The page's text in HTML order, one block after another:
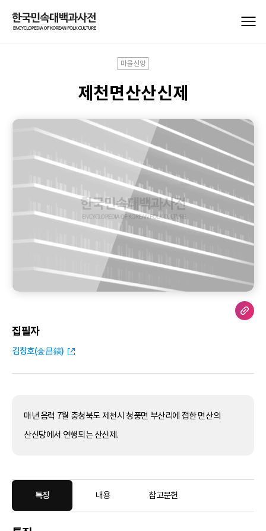
마을신앙
제천면산산신제
집필자
김창호(金昌鎬)
매년 음력 7월 충청북도 제천시 청풍면 부산리에 접한 면산의
산신당에서 연행되는 산신제.
특징 내용 참고문헌